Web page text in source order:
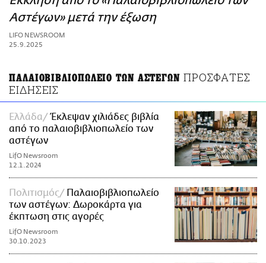
ΑΜΠΑ
PRINT
Αστέγων» μετά την έξωση
LIFO NEWSROOM
25.9.2025
ΠΑΛΑΙΟΒΙΒΛΙΟΠΩΛΕΙΟ ΤΩΝ ΑΣΤΕΓΩΝ ΠΡΟΣΦΑΤΕΣ
ΕΙΔΗΣΕΙΣ
Ελλάδα
Έκλεψαν χιλιάδες βιβλία
από το παλαιοβιβλιοπωλείο των
αστέγων
LifO Newsroom
12.1.2024
Πολιτισμός
Παλαιοβιβλιοπωλείο
των αστέγων: Δωροκάρτα για
έκπτωση στις αγορές
LifO Newsroom
30.10.2023